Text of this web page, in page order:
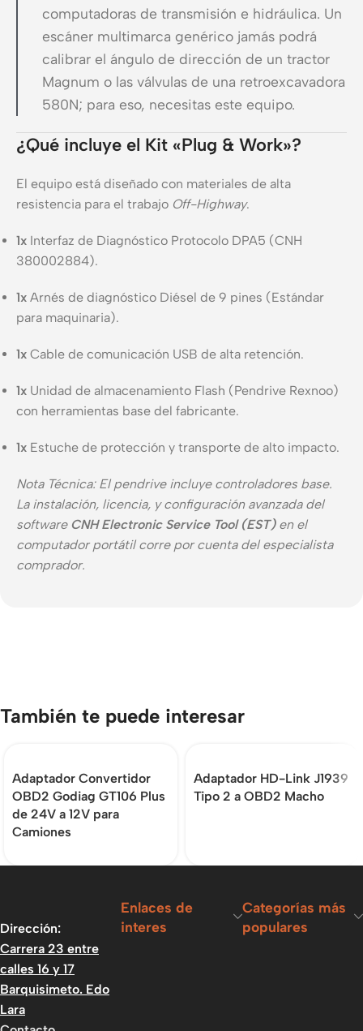
computadoras de transmisión e hidráulica. Un
escáner multimarca genérico jamás podrá
calibrar el ángulo de dirección de un tractor
Magnum o las válvulas de una retroexcavadora
580N; para eso, necesitas este equipo.
¿Qué incluye el Kit «Plug & Work»?
El equipo está diseñado con materiales de alta
resistencia para el trabajo Off-Highway.
1x Interfaz de Diagnóstico Protocolo DPA5 (CNH
380002884).
1x Arnés de diagnóstico Diésel de 9 pines (Estándar
para maquinaria).
1x Cable de comunicación USB de alta retención.
1x Unidad de almacenamiento Flash (Pendrive Rexnoo)
con herramientas base del fabricante.
1x Estuche de protección y transporte de alto impacto.
Nota Técnica: El pendrive incluye controladores base.
La instalación, licencia, y configuración avanzada del
software CNH Electronic Service Tool (EST)en el
computador portátil corre por cuenta del especialista
comprador.
También te puede interesar
Adaptador Convertidor
OBD2 Godiag GT106 Plus
de 24V a 12V para
Camiones
Adaptador HD-Link J1939
Tipo 2 a OBD2 Macho
Dirección:
Carrera 23 entre
calles 16 y 17
Barquisimeto. Edo
Lara
Enlaces de
interes
Categorías más
populares